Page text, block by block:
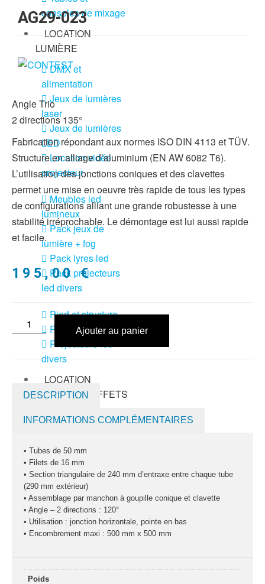
consoles de mixage
LOCATION
LUMIÈRE
DMX et
alimentation
Jeux de lumières
laser
Jeux de lumières
LED
Location vidéo
projecteur
Meubles led
lumineux
Pack jeux de
lumière + fog
Pack lyres led
Pack projecteurs
led divers
Pied et structure
Poursuite
Projecteurs led
divers
LOCATION
MACHINE À EFFETS
Machines à
Machines à
confetti
Machines à
étincelles froide
Machines à
fumée-geyser
AG29-023
Angle Trio
2 directions 135°
Fabrication répondant aux normes ISO DIN 4113 et TÜV.
Structure en alliage d’aluminium (EN AW 6082 T6).
L’utilisation des jonctions coniques et des clavettes
permet une mise en oeuvre très rapide de tous les types
de configurations alliant une grande robustesse à une
stabilité irréprochable. Le démontage est lui aussi rapide
et facile.
195,00€
Ajouter au panier
DESCRIPTION
INFORMATIONS COMPLÉMENTAIRES
• Tubes de 50 mm
• Filets de 16 mm
• Section triangulaire de 240 mm d’entraxe entre chaque tube
(290 mm extérieur)
• Assemblage par manchon à goupille conique et clavette
• Angle – 2 directions : 120°
• Utilisation : jonction horizontale, pointe en bas
• Encombrement maxi : 500 mm x 500 mm
Poids